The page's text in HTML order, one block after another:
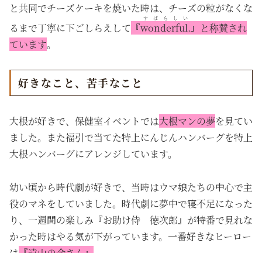
と共同でチーズケーキを焼いた時は、チーズの粒がなくな
るまで丁寧に下ごしらえして 『wonderful.
すばらしい
』と称賛され
ています。
好きなこと、苦手なこと
大根が好きで、保健室イベントでは大根マンの夢を見てい
ました。また福引で当てた特上にんじんハンバーグを特上
大根ハンバーグにアレンジしています。
幼い頃から時代劇が好きで、当時はウマ娘たちの中心で主
役のマネをしていました。時代劇に夢中で寝不足になった
り、一週間の楽しみ『お助け侍 徳次郎』が特番で見れな
かった時はやる気が下がっています。 一番好きなヒーロー